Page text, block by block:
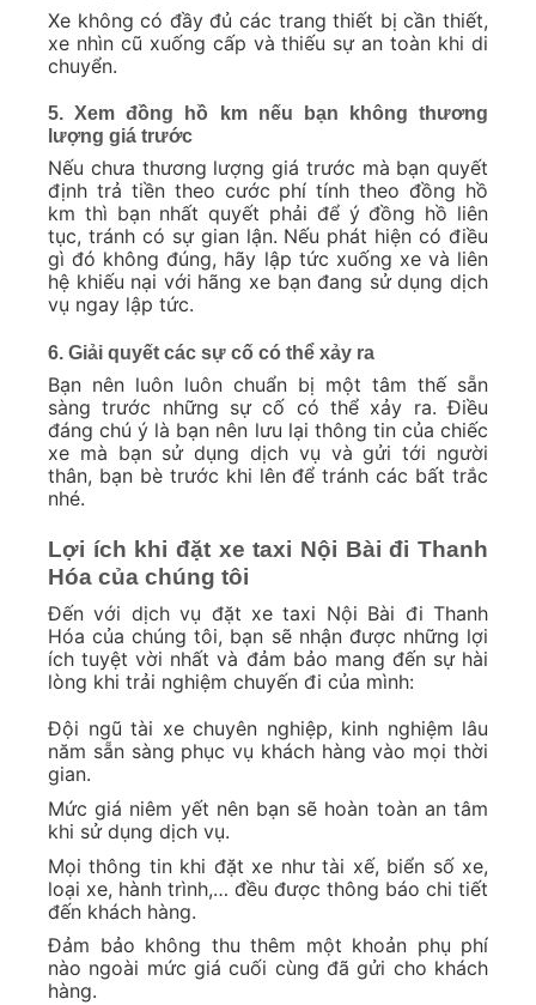
Xe không có đầy đủ các trang thiết bị cần thiết,
xe nhìn cũ xuống cấp và thiếu sự an toàn khi di
chuyển.
5. Xem đồng hồ km nếu bạn không thương
lượng giá trước
Nếu chưa thương lượng giá trước mà bạn quyết
định trả tiền theo cước phí tính theo đồng hồ
km thì bạn nhất quyết phải để ý đồng hồ liên
tục, tránh có sự gian lận. Nếu phát hiện có điều
gì đó không đúng, hãy lập tức xuống xe và liên
hệ khiếu nại với hãng xe bạn đang sử dụng dịch
vụ ngay lập tức.
6. Giải quyết các sự cố có thể xảy ra
Bạn nên luôn luôn chuẩn bị một tâm thế sẵn
sàng trước những sự cố có thể xảy ra. Điều
đáng chú ý là bạn nên lưu lại thông tin của chiếc
xe mà bạn sử dụng dịch vụ và gửi tới người
thân, bạn bè trước khi lên để tránh các bất trắc
nhé.
Lợi ích khi đặt xe taxi Nội Bài đi Thanh
Hóa của chúng tôi
Đến với dịch vụ đặt xe taxi Nội Bài đi Thanh
Hóa của chúng tôi, bạn sẽ nhận được những lợi
ích tuyệt vời nhất và đảm bảo mang đến sự hài
lòng khi trải nghiệm chuyến đi của mình:
Đội ngũ tài xe chuyên nghiệp, kinh nghiệm lâu
năm sẵn sàng phục vụ khách hàng vào mọi thời
gian.
Mức giá niêm yết nên bạn sẽ hoàn toàn an tâm
khi sử dụng dịch vụ.
Mọi thông tin khi đặt xe như tài xế, biển số xe,
loại xe, hành trình,… đều được thông báo chi tiết
đến khách hàng.
Đảm bảo không thu thêm một khoản phụ phí
nào ngoài mức giá cuối cùng đã gửi cho khách
hàng.